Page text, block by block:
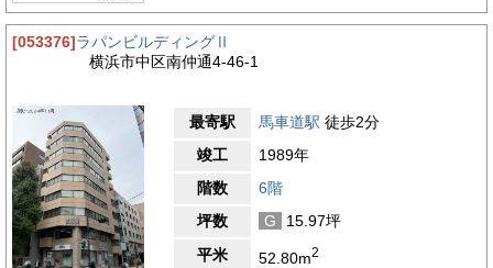
[053376]ラパンビルディングⅡ
横浜市中区南仲通4-46-1
最寄駅 馬車道駅 徒歩2分
竣工
1989年
階数
6階
坪数
G
15.97坪
平米
52.80m2